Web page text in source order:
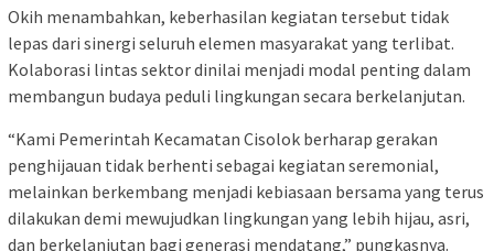
Okih menambahkan, keberhasilan kegiatan tersebut tidak
lepas dari sinergi seluruh elemen masyarakat yang terlibat.
Kolaborasi lintas sektor dinilai menjadi modal penting dalam
membangun budaya peduli lingkungan secara berkelanjutan.
“Kami Pemerintah Kecamatan Cisolok berharap gerakan
penghijauan tidak berhenti sebagai kegiatan seremonial,
melainkan berkembang menjadi kebiasaan bersama yang terus
dilakukan demi mewujudkan lingkungan yang lebih hijau, asri,
dan berkelanjutan bagi generasi mendatang,” pungkasnya.